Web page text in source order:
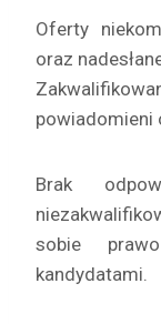
Oferty
oraz
powiadomieni
Brak
sobie
kandydatami.